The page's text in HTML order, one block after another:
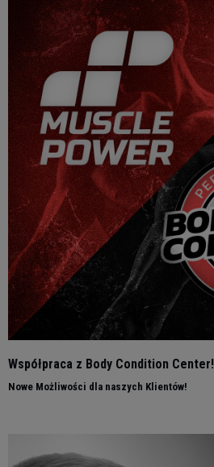
Współpraca z Body Condition Center!
Nowe Możliwości dla naszych Klientów!